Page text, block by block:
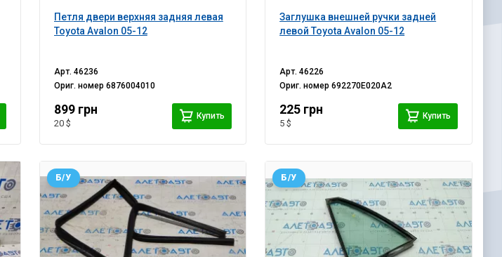
Петля двери верхняя задняя левая
Toyota Avalon 05-12
Арт. 46236
Ориг. номер 6876004010
899 грн
20 $
Купить
Заглушка внешней ручки задней
левой Toyota Avalon 05-12
Арт.46226
Ориг. номер692270E020A2
225 грн
5 $
Купить
Б/У Б/У